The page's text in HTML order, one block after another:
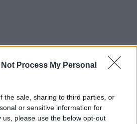
Not Process My Personal
the sale, sharing to third parties, or
or sensitive information for
please use the below opt-out